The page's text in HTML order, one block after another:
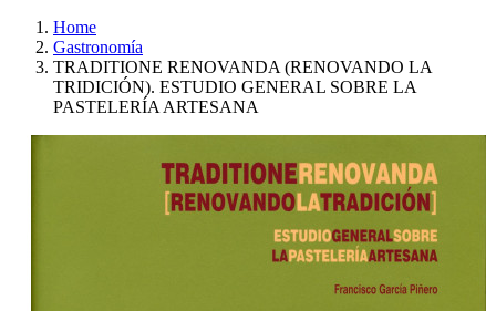
Home
Gastronomía
TRADITIONE RENOVANDA (RENOVANDO LA
TRIDICIÓN). ESTUDIO GENERAL SOBRE LA
PASTELERÍA ARTESANA